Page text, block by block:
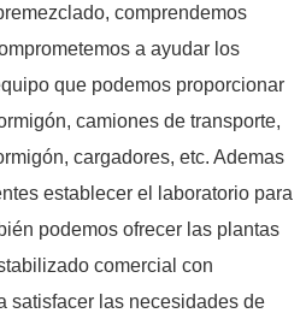
comprendemos
a ayudar los
que podemos proporcionar
camiones de transporte,
cargadores, etc. Ademas
establecer el laboratorio para
podemos ofrecer las plantas
comercial con
satisfacer las necesidades de